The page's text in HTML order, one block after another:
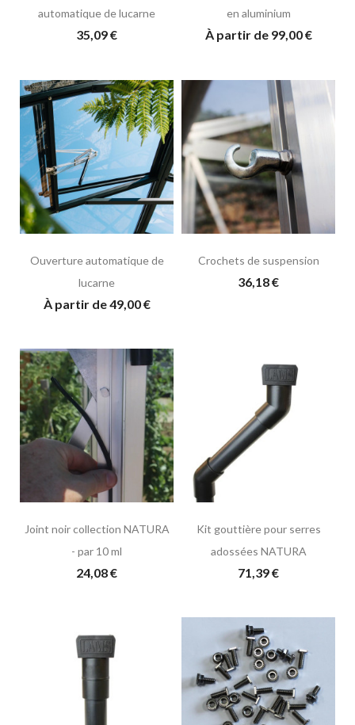
automatique de lucarne
35,09 €
en aluminium
À partir de 99,00 €
Ouverture automatique de
lucarne
À partir de 49,00 €
Crochets de suspension
36,18 €
Joint noir collection NATURA
- par 10 ml
24,08 €
Kit gouttière pour serres
adossées NATURA
71,39 €